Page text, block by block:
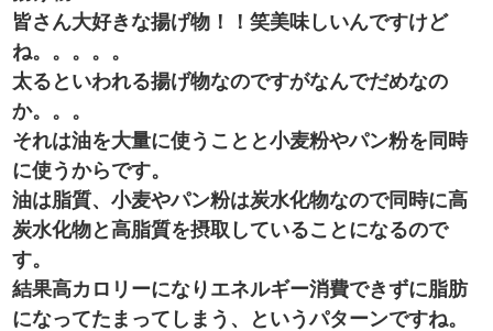
皆さん大好きな揚げ物！！笑美味しいんですけど
ね。。。。。
太るといわれる揚げ物なのですがなんでだめなの
か。。。
それは油を大量に使うことと小麦粉やパン粉を同時
に使うからです。
油は脂質、小麦やパン粉は炭水化物なので同時に高
炭水化物と高脂質を摂取していることになるので
す。
結果高カロリーになりエネルギー消費できずに脂肪
になってたまってしまう、というパターンですね。